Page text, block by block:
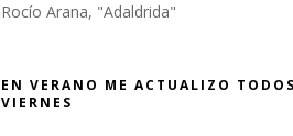
Rocío Arana, "Adaldrida"
EN VERANO ME ACTUALIZO
VIERNES